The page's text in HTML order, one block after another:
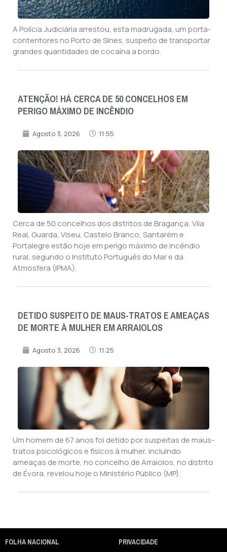
A Polícia Judiciária arrestou, esta madrugada, um porta-
contentores no Porto de Sines, suspeito de transportar
grandes quantidades de cocaína a bordo.
ATENÇÃO! HÁ CERCA DE 50 CONCELHOS EM
PERIGO MÁXIMO DE INCÊNDIO
Agosto 3, 2026 11:55
Cerca de 50 concelhos dos distritos de Bragança, Vila
Real, Guarda, Viseu, Castelo Branco, Santarém e
Portalegre estão hoje em perigo máximo de incêndio
rural, segundo o Instituto Português do Mar e da
Atmosfera (IPMA).
DETIDO SUSPEITO DE MAUS-TRATOS E AMEAÇAS
DE MORTE À MULHER EM ARRAIOLOS
Agosto 3, 2026 11:25
Um homem de 67 anos foi detido por suspeitas de maus-
tratos psicológicos e físicos à mulher, incluindo
ameaças de morte, no concelho de Arraiolos, no distrito
de Évora, revelou hoje o Ministério Público (MP).
FOLHA NACIONAL PRIVACIDADE